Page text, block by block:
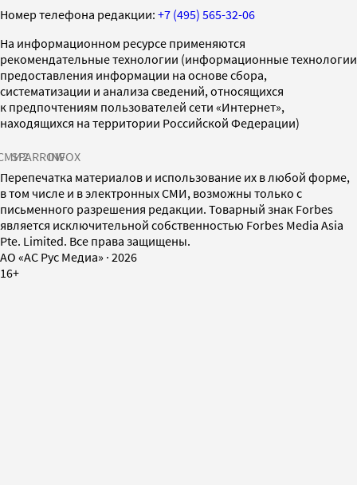
Номер телефона редакции: +7 (495) 565-32-06
На информационном ресурсе применяются
рекомендательные технологии (информационные технологии
предоставления информации на основе сбора,
систематизации и анализа сведений, относящихся
к предпочтениям пользователей сети «Интернет»,
находящихся на территории Российской Федерации)
SPARROWINFOX
Перепечатка материалов и использование их в любой форме,
в том числе и в электронных СМИ, возможны только с
письменного разрешения редакции. Товарный знак Forbes
является исключительной собственностью Forbes Media Asia
Pte. Limited. Все права защищены.
AO «АС Рус Медиа» · 2026
16+